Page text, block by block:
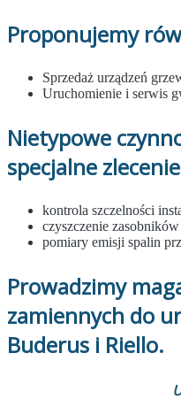
Proponujemy
Sprzedaż urządzeń
Uruchomienie i serwis
Nietypowe
specjalne
kontrola szczelności
czyszczenie
pomiary emisji spalin
Prowadzimy
zamiennych do
Buderus i Riello.